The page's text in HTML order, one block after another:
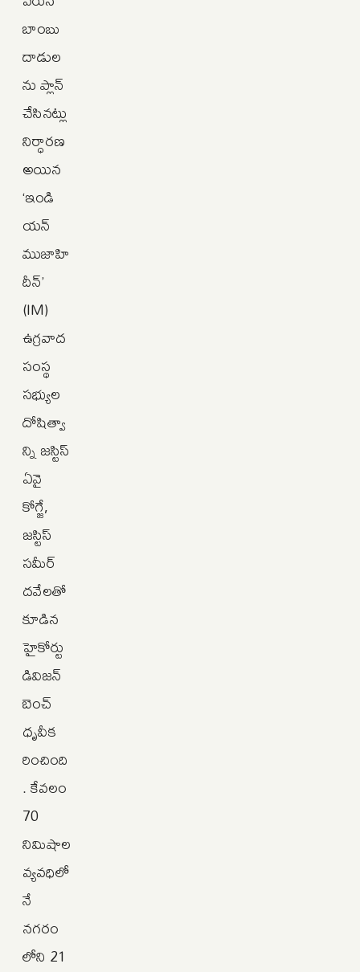
బాంబు
దాడుల
ను ప్లాన్
చేసినట్లు
నిర్ధారణ
అయిన
‘ఇండి
యన్
ముజాహి
దీన్’
(IM)
ఉగ్రవాద
సంస్థ
సభ్యుల
దోషిత్వా
న్ని జస్టిస్
ఏవై
కోగ్జే,
జస్టిస్
సమీర్
దవేలతో
కూడిన
హైకోర్టు
డివిజన్
బెంచ్
ధృవీక
రించింది
. కేవలం
70
నిమిషాల
వ్యవధిలో
నే
నగరం
లోని 21